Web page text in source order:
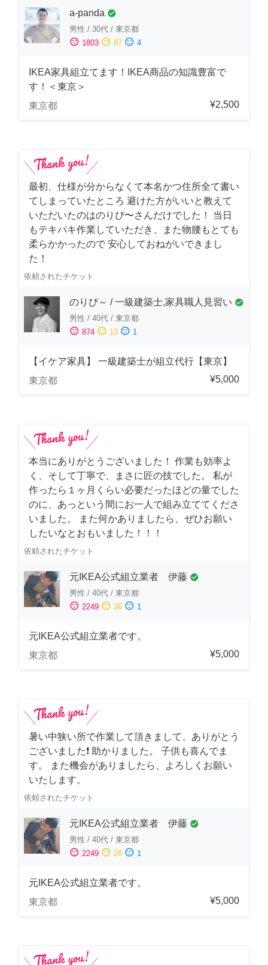
a-panda check_circle
男性 / 30代 / 東京都
sentiment_satisfied 1803 sentiment_neutral 87 sentiment_dissatisfied 4
IKEA家具組立てます！IKEA商品の知識豊富で
す！＜東京＞
東京都
¥2,500
最初、仕様が分からなくて本名かつ住所全て書い
てしまっていたところ 避けた方がいいと教えて
いただいたのはのりぴ〜さんだけでした！ 当日
もテキパキ作業していただき、また物腰もとても
柔らかかったので 安心しておねがいできまし
た！
依頼されたチケット
のりぴ～ / 一級建築士,家具職人見習い check_circle
男性 / 40代 / 東京都
sentiment_satisfied 874 sentiment_neutral 13 sentiment_dissatisfied 1
【イケア家具】 一級建築士が組立代行【東京】
東京都
¥5,000
本当にありがとうございました！ 作業も効率よ
く、そして丁寧で、まさに匠の技でした。 私が
作ったら１ヶ月くらい必要だったほどの量でした
のに、あっという間にお一人で組み立ててくださ
いました。 また何かありましたら、ぜひお願い
したいなとおもいました！！！
依頼されたチケット
元IKEA公式組立業者 伊藤 check_circle
男性 / 40代 / 東京都
sentiment_satisfied 2249 sentiment_neutral 26 sentiment_dissatisfied 1
元IKEA公式組立業者です。
東京都
¥5,000
暑い中狭い所で作業して頂きまして、ありがとう
ございました❗️ 助かりました。 子供も喜んでま
す。 また機会がありましたら、よろしくお願い
いたします。
依頼されたチケット
元IKEA公式組立業者 伊藤 check_circle
男性 / 40代 / 東京都
sentiment_satisfied 2249 sentiment_neutral 26 sentiment_dissatisfied 1
元IKEA公式組立業者です。
東京都
¥5,000